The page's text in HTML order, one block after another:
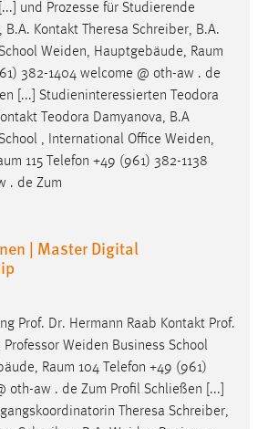
und Prozesse für Studierende
B.A. Kontakt Theresa Schreiber, B.A.
Weiden, Hauptgebäude, Raum
382-1404 welcome @ oth-aw . de
[...] Studieninteressierten Teodora
Teodora Damyanova, B.A
, International Office Weiden,
115 Telefon +49 (961) 382-1138
. de Zum
| Master Digital
Prof. Dr. Hermann Raab Kontakt Prof.
Professor Weiden Business School
Raum 104 Telefon +49 (961)
oth-aw . de Zum Profil Schließen [...]
Theresa Schreiber,
mibew-chat-frame-style-
= Sitzungslaufzeit, mibew_locale = 3
= 1 Jahr
be_lastLoginProvider
erfassen Informationen anonym.